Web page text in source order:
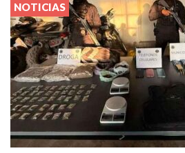
NOTICIAS